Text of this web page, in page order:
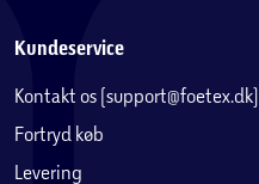
Kundeservice
Kontakt os (support@foetex.dk)
Fortryd køb
Levering